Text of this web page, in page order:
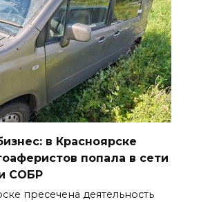
в Красноярске
попала в сети
СОБР
пресечена деятельность